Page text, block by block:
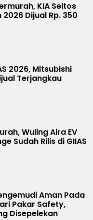
KIA Seltos
Dijual Rp. 350
2026, Mitsubishi
Terjangkau
Wuling Aira EV
Sudah Rilis di GIIAS
Aman Pada
Pakar Safety,
Disepelekan